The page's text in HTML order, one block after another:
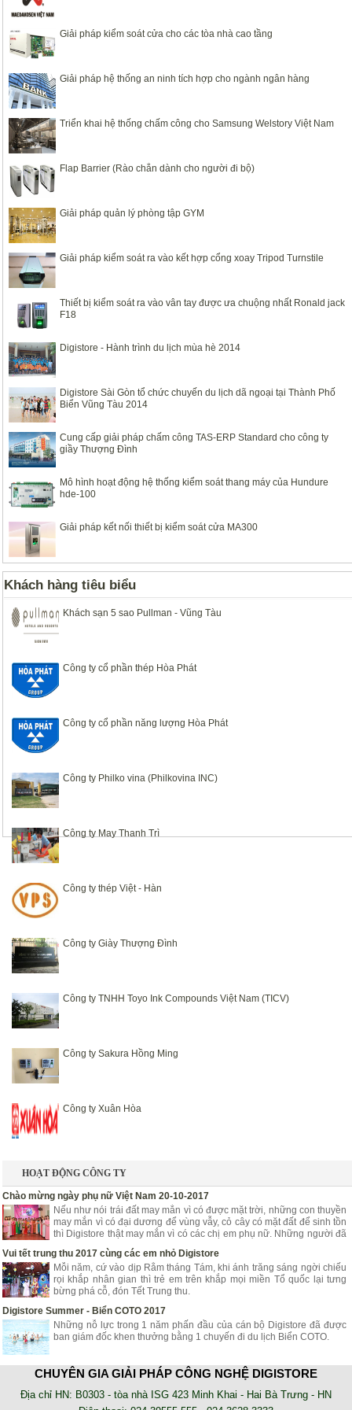
Giải pháp kiểm soát cửa cho các tòa nhà cao tầng
Giải pháp hệ thống an ninh tích hợp cho ngành ngân hàng
Triển khai hệ thống chấm công cho Samsung Welstory Việt Nam
Flap Barrier (Rào chắn dành cho người đi bộ)
Giải pháp quản lý phòng tập GYM
Giải pháp kiểm soát ra vào kết hợp cổng xoay Tripod Turnstile
Thiết bị kiểm soát ra vào vân tay được ưa chuộng nhất Ronald jack
F18
Digistore - Hành trình du lịch mùa hè 2014
Digistore Sài Gòn tổ chức chuyến du lịch dã ngoại tại Thành Phố
Biển Vũng Tàu 2014
Cung cấp giải pháp chấm công TAS-ERP Standard cho công ty
giầy Thượng Đình
Mô hình hoạt động hệ thống kiểm soát thang máy của Hundure
hde-100
Giải pháp kết nối thiết bị kiểm soát cửa MA300
Khách hàng tiêu biểu
Khách sạn 5 sao Pullman - Vũng Tàu
Công ty cổ phần thép Hòa Phát
Công ty cổ phần năng lượng Hòa Phát
Công ty Philko vina (Philkovina INC)
Công ty May Thanh Trì
Công ty thép Việt - Hàn
Công ty Giày Thượng Đình
Công ty TNHH Toyo Ink Compounds Việt Nam (TICV)
Công ty Sakura Hồng Ming
Công ty Xuân Hòa
HOẠT ĐỘNG CÔNG TY
Chào mừng ngày phụ nữ Việt Nam 20-10-2017
Nếu như nói trái đất may mắn vì có được mặt trời, những con thuyền
may mắn vì có đại dương để vùng vẫy, cỏ cây có mặt đất để sinh tồn
thì Digistore thật may mắn vì có các chị em phụ nữ. Những người đã
góp phần mang lại niềm vui, hạnh phúc, tươi trẻ cho Digistore.
Vui tết trung thu 2017 cùng các em nhỏ Digistore
Mỗi năm, cứ vào dịp Rằm tháng Tám, khi ánh trăng sáng ngời chiếu
rọi khắp nhân gian thì trẻ em trên khắp mọi miền Tổ quốc lại tưng
bừng phá cỗ, đón Tết Trung thu.
Digistore Summer - Biển COTO 2017
Những nỗ lực trong 1 năm phấn đầu của cán bộ Digistore đã được
ban giám đốc khen thưởng bằng 1 chuyến đi du lịch Biển COTO.
NHẬT KÝ TRIỂN KHAI
AZZA - Lắp đặt hệ thống chấm công online nhà xe Tân Niên
CHUYÊN GIA GIẢI PHÁP CÔNG NGHỆ DIGISTORE
Địa chỉ HN: B0303 - tòa nhà ISG 423 Minh Khai - Hai Bà Trưng - HN